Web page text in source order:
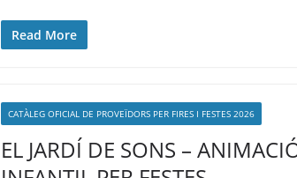
Read More
CATÀLEG OFICIAL DE PROVEÏDORS PER FIRES I FESTES 2026
EL JARDÍ DE SONS –